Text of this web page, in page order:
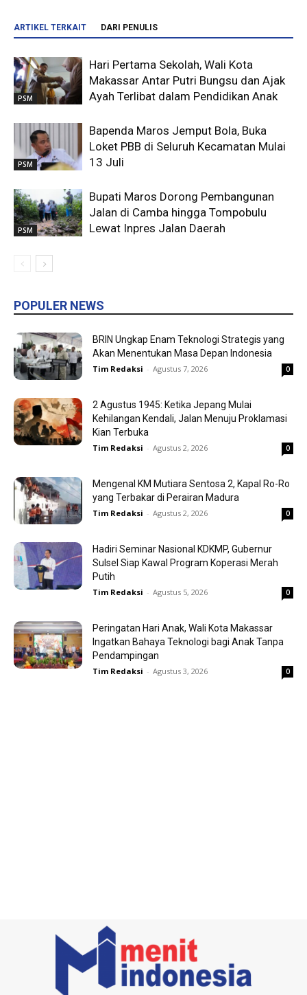
ARTIKEL TERKAIT DARI PENULIS
PSM
Hari Pertama Sekolah, Wali Kota
Makassar Antar Putri Bungsu dan Ajak
Ayah Terlibat dalam Pendidikan Anak
PSM
Bapenda Maros Jemput Bola, Buka
Loket PBB di Seluruh Kecamatan Mulai
13 Juli
PSM
Bupati Maros Dorong Pembangunan
Jalan di Camba hingga Tompobulu
Lewat Inpres Jalan Daerah
POPULER NEWS
BRIN Ungkap Enam Teknologi Strategis yang
Akan Menentukan Masa Depan Indonesia
Tim Redaksi - Agustus 7, 2026 0
2 Agustus 1945: Ketika Jepang Mulai
Kehilangan Kendali, Jalan Menuju Proklamasi
Kian Terbuka
Tim Redaksi - Agustus 2, 2026 0
Mengenal KM Mutiara Sentosa 2, Kapal Ro-Ro
yang Terbakar di Perairan Madura
Tim Redaksi - Agustus 2, 2026 0
Hadiri Seminar Nasional KDKMP, Gubernur
Sulsel Siap Kawal Program Koperasi Merah
Putih
Tim Redaksi - Agustus 5, 2026 0
Peringatan Hari Anak, Wali Kota Makassar
Ingatkan Bahaya Teknologi bagi Anak Tanpa
Pendampingan
Tim Redaksi - Agustus 3, 2026 0